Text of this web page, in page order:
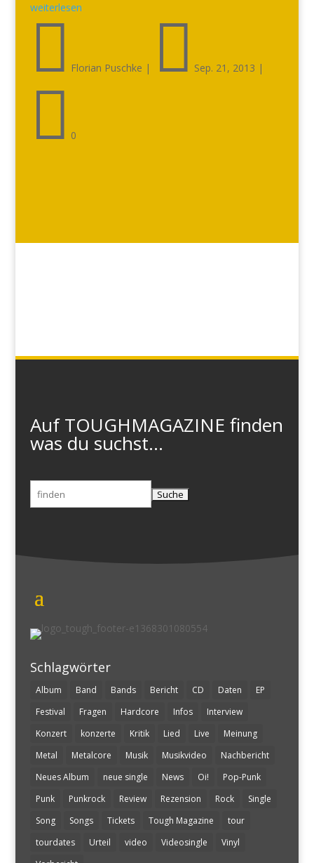
weiterlesen
 Florian Puschke |  Sep. 21, 2013 |
 0
Auf TOUGHMAGAZINE finden
was du suchst...
Suchen
nach:
Schlagwörter
Album Band Bands Bericht CD Daten
EP
Festival
Fragen Hardcore Infos
Interview
Konzert
konzerte Kritik Lied Live
Meinung
Metal
Metalcore Musik Musikvideo
Nachbericht
Neues Album
neue single News Oi!
Pop-Punk
Punk
Punkrock Review Rezension Rock
Single
Song
Songs Tickets Tough Magazine
tour
tourdates
Urteil video Videosingle
Vinyl